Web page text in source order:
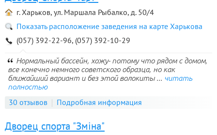
г. Харьков, ул. Маршала Рыбалко, д. 50/4
Показать расположение заведения на карте Харькова
(057) 392-22-96, (057) 392-10-29
Нормальный бассейн, хожу- потому что рядом с домом,
все конечно немного советского образца, но как
ближайший вариант и без этой волокиты ... читать
полностью
30 отзывов Подробная информация
Дворец спорта "Змiна"